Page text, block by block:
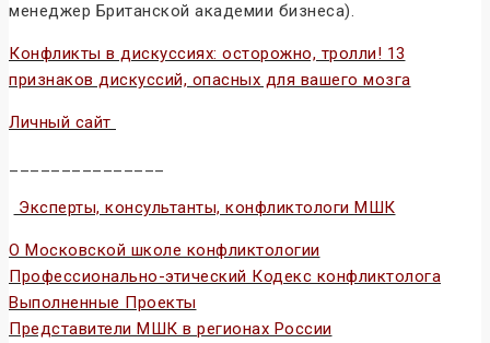
менеджер Британской академии бизнеса).
Конфликты в дискуссиях: осторожно, тролли! 13
признаков дискуссий, опасных для вашего мозга
Личный сайт
Эксперты, консультанты, конфликтологи МШК
О Московской школе конфликтологии
Профессионально-этический Кодекс конфликтолога
Выполненные Проекты
Представители МШК в регионах России